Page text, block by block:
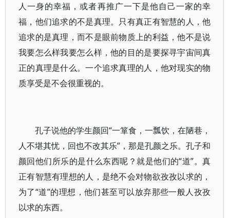
人一身的幸福，或者再推广一下是他自己一家的幸
福，他们追求的不是真理。只有真正有智慧的人，他
追求的是真理，而不是眼前物质上的利益，他不是说
我要怎么样我要怎么样，他的目的是要探寻宇宙间真
正的真理是什么。一个追求真理的人，他对现实的物
质享受是不会很重视的。
孔子说他的学生颜回“一箪食，一瓢饮，在陋巷，
人不堪其忧，回也不改其乐”，那是孔颜之乐。孔子和
颜回他们所乐的是什么东西呢？就是他们的“道”。真
正有智慧有理想的人，是绝不会对物欲孜孜以求的，
为了“道”的理想，他们甚至可以放弃那些一般人孜孜
以求的东西。